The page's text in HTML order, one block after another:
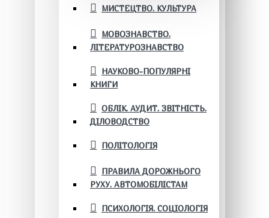
МИСТЕЦТВО. КУЛЬТУРА
МОВОЗНАВСТВО.
ЛІТЕРАТУРОЗНАВСТВО
НАУКОВО-ПОПУЛЯРНІ
КНИГИ
ОБЛІК. АУДИТ. ЗВІТНІСТЬ.
ДІЛОВОДСТВО
ПОЛІТОЛОГІЯ
ПРАВИЛА ДОРОЖНЬОГО
РУХУ. АВТОМОБІЛІСТАМ
ПСИХОЛОГІЯ. СОЦІОЛОГІЯ